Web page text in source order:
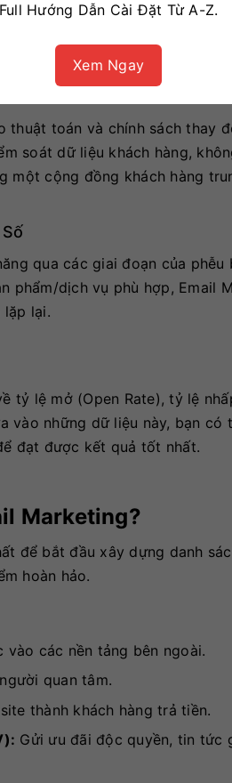
từ đó thúc đẩy hành vi mua
toán và chính sách thay
soát dữ liệu khách hàng,
cộng đồng khách hàng
qua các giai đoạn của phễu
phẩm/dịch vụ phù hợp, Email
lặp lại.
tỷ lệ mở (Open Rate), tỷ lệ
vào những dữ liệu này, bạn có
đạt được kết quả tốt nhất.
Marketing?
để bắt đầu xây dựng danh
hoàn hảo.
vào các nền tảng bên ngoài.
quan tâm.
thành khách hàng trả tiền.
Gửi ưu đãi độc quyền, tin tức
Full Hướng Dẫn Cài Đặt Từ A-Z.
Xem Ngay